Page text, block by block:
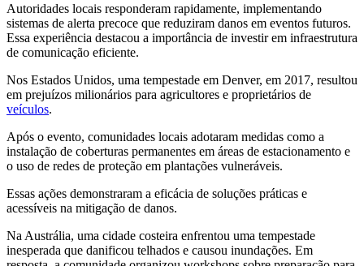
Autoridades locais responderam rapidamente, implementando
sistemas de alerta precoce que reduziram danos em eventos futuros.
Essa experiência destacou a importância de investir em infraestrutura
de comunicação eficiente.
Nos Estados Unidos, uma tempestade em Denver, em 2017, resultou
em prejuízos milionários para agricultores e proprietários de
veículos.
Após o evento, comunidades locais adotaram medidas como a
instalação de coberturas permanentes em áreas de estacionamento e
o uso de redes de proteção em plantações vulneráveis.
Essas ações demonstraram a eficácia de soluções práticas e
acessíveis na mitigação de danos.
Na Austrália, uma cidade costeira enfrentou uma tempestade
inesperada que danificou telhados e causou inundações. Em